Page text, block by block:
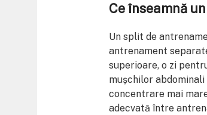
Ce înseamnă
Un split de
antrenament
superioare, o zi
mușchilor
concentrare mai
adecvată între